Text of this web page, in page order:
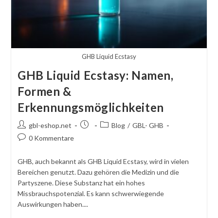
GHB Liquid Ecstasy
GHB Liquid Ecstasy: Namen,
Formen &
Erkennungsmöglichkeiten
Autor
des
gbl-eshop.net
BeitragBeitragskategorie:
Blog / GBL- GHB
Kommentare
0 Kommentare
GHB, auch bekannt als GHB Liquid Ecstasy, wird in vielen
Bereichen genutzt. Dazu gehören die Medizin und die
Partyszene. Diese Substanz hat ein hohes
Missbrauchspotenzial. Es kann schwerwiegende
Auswirkungen haben....